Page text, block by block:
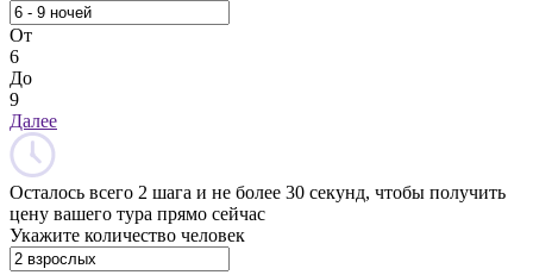
От
6
До
9
Далее
Осталось всего 2 шага и не более 30 секунд, чтобы получить
цену вашего тура прямо сейчас
Укажите количество человек